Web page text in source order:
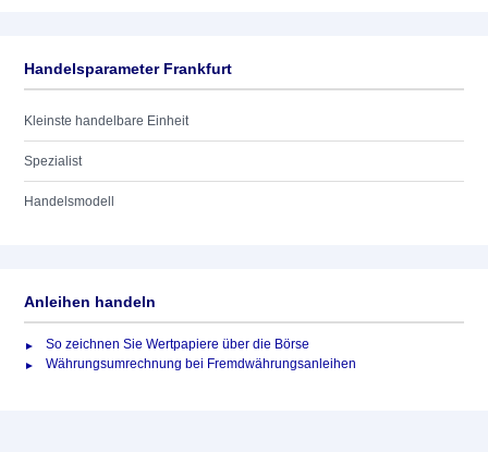
Handelsparameter Frankfurt
Kleinste handelbare Einheit
Spezialist
Handelsmodell
Anleihen handeln
So zeichnen Sie Wertpapiere über die Börse
Währungsumrechnung bei Fremdwährungsanleihen